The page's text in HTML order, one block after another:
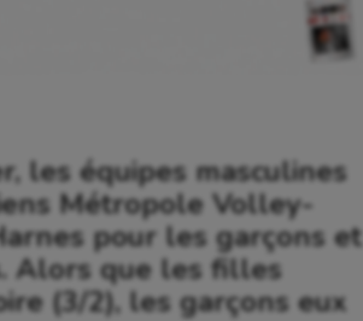
les équipes masculines
Métropole Volley-
pour les garçons et
Alors que les filles
(3/2), les garçons eux